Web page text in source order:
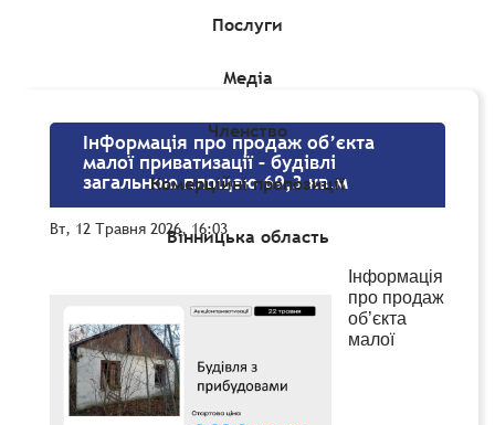
Послуги
Медіа
Членство
Комерційні пропозиції
Вінницька область
Комерційні пропозиції»Інформація про продаж
Інформація про продаж об’єкта
малої приватизації – будівлі
загальною площею 69,3 кв.м
Вт, 12 Травня 2026, 16:03
Інформація
про продаж
об’єкта
малої